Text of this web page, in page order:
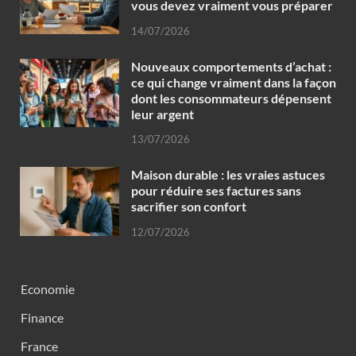
vous devez vraiment vous préparer
14/07/2026
Nouveaux comportements d’achat :
ce qui change vraiment dans la façon
dont les consommateurs dépensent
leur argent
13/07/2026
Maison durable : les vraies astuces
pour réduire ses factures sans
sacrifier son confort
12/07/2026
Economie
Finance
France